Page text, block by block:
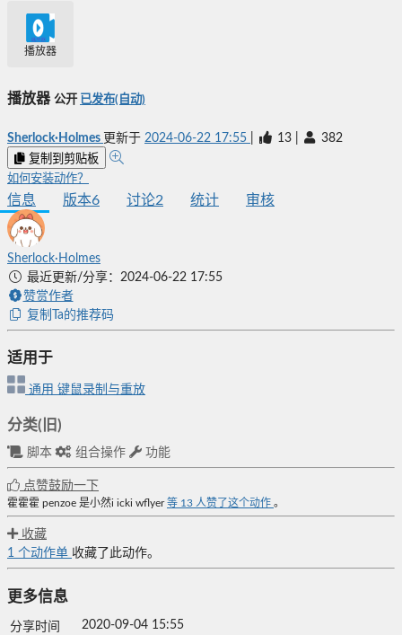
播放器
播放器 公开 已发布(自动)
Sherlock·Holmes 更新于 2024-06-22 17:55 13 382
复制到剪贴板
如何安装动作？
信息 版本6 讨论2 统计 审核
Sherlock·Holmes
最近更新/分享：2024-06-22 17:55
赞赏作者
复制Ta的推荐码
适用于
通用 键鼠录制与重放
分类(旧)
脚本 组合操作 功能
点赞鼓励一下
霍霍霍 penzoe 是小然i icki wflyer 等 13 人赞了这个动作 。
收藏
1 个动作单 收藏了此动作。
更多信息
分享时间
2020-09-04 15:55